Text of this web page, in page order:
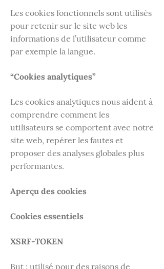
Les cookies fonctionnels sont utilisés
pour retenir sur le site web les
informations de l’utilisateur comme
par exemple la langue.
“Cookies analytiques”
Les cookies analytiques nous aident à
comprendre comment les
utilisateurs se comportent avec notre
site web, repérer les fautes et
proposer des analyses globales plus
performantes.
Aperçu des cookies
Cookies essentiels
XSRF-TOKEN
But : utilisé pour des raisons de